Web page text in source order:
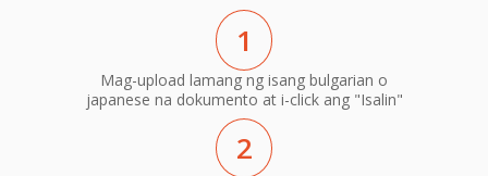
1
Mag-upload lamang ng isang bulgarian o
japanese na dokumento at i-click ang "Isalin"
2